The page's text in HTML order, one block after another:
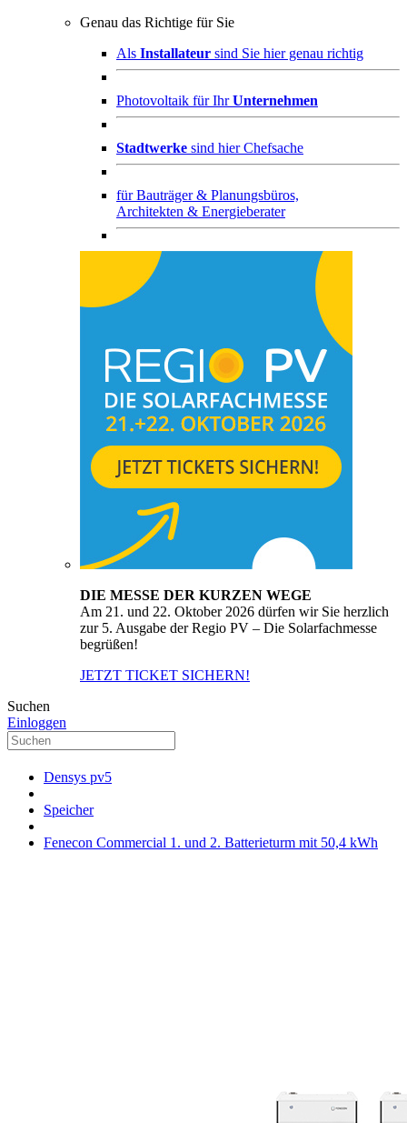
Genau das Richtige für Sie
Als Installateur sind Sie hier genau richtig
Photovoltaik für IhrUnternehmen
Stadtwerke sind hier Chefsache
fürBauträger & Planungsbüros,
Architekten & Energieberater
DIE MESSE DER KURZEN WEGE
Am 21. und 22. Oktober 2026 dürfen wir Sie herzlich
zur 5. Ausgabe der Regio PV – Die Solarfachmesse
begrüßen!
JETZT TICKET SICHERN!
Suchen
Einloggen
Densys pv5
Speicher
Fenecon Commercial 1. und 2. Batterieturm mit 50,4 kWh